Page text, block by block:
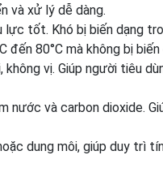
và xử lý dễ dàng.
tốt. Khó bị biến dạng
80°C mà không bị biến
vị. Giúp người tiêu
nước và carbon dioxide.
dung môi, giúp duy trì